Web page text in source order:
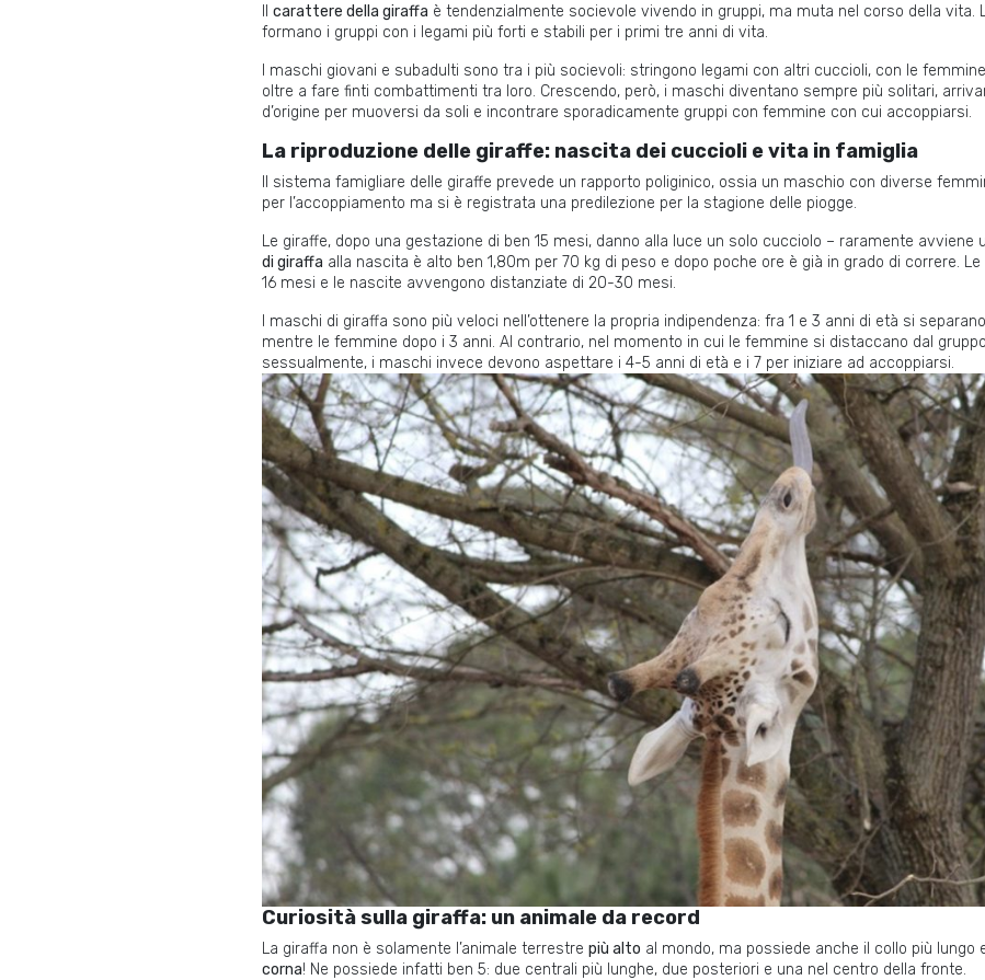
carattere della giraffa è tendenzialmente socievole vivendo in gruppi, ma muta nel corso della vita.
formano i gruppi con i legami più forti e stabili per i primi tre anni di vita.
I maschi giovani e subadulti sono tra i più socievoli: stringono legami con altri cuccioli, con le
oltre a fare finti combattimenti tra loro. Crescendo, però, i maschi diventano sempre più solitari,
d’origine per muoversi da soli e incontrare sporadicamente gruppi con femmine con cui accoppiarsi.
La riproduzione delle giraffe: nascita dei cuccioli e vita in famiglia
Il sistema famigliare delle giraffe prevede un rapporto poliginico, ossia un maschio con diverse
per l’accoppiamento ma si è registrata una predilezione per la stagione delle piogge.
Le giraffe, dopo una gestazione di ben 15 mesi, danno alla luce un solo cucciolo – raramente avviene
di giraffa alla nascita è alto ben 1,80m per 70 kg di peso e dopo poche ore è già in grado di correre.
16 mesi e le nascite avvengono distanziate di 20-30 mesi.
I maschi di giraffa sono più veloci nell’ottenere la propria indipendenza: fra 1 e 3 anni di età si
mentre le femmine dopo i 3 anni. Al contrario, nel momento in cui le femmine si distaccano dal
sessualmente, i maschi invece devono aspettare i 4-5 anni di età e i 7 per iniziare ad accoppiarsi.
Curiosità sulla giraffa: un animale da record
La giraffa non è solamente l’animale terrestre più alto al mondo, ma possiede anche il collo più lungo
corna! Ne possiede infatti ben 5: due centrali più lunghe, due posteriori e una nel centro della fronte.